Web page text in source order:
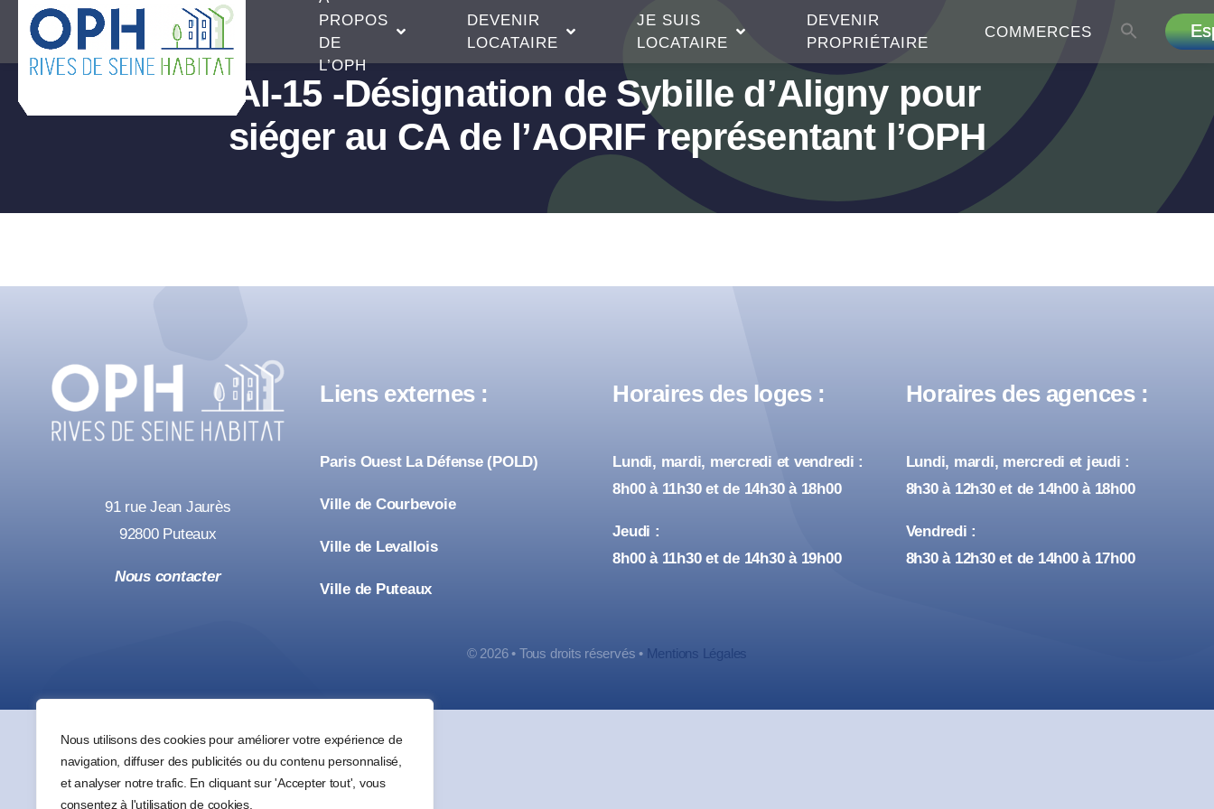
Nous utilisons des cookies pour améliorer votre expérience de
navigation, diffuser des publicités ou du contenu personnalisé,
et analyser notre trafic. En cliquant sur 'Accepter tout', vous
consentez à l'utilisation de cookies.
PROPOS
DE
L’OPH
DEVENIR
LOCATAIRE
JE SUIS
LOCATAIRE
DEVENIR
PROPRIÉTAIRE
COMMERCES
Passer
contenu
AI-15 -Désignation de Sybille d’Aligny pour
siéger au CA de l’AORIF représentant l’OPH
91 rue Jean Jaurès
92800 Puteaux
Nous contacter
Liens externes :
Paris Ouest La Défense (POLD)
Ville de Courbevoie
Ville de Levallois
Ville de Puteaux
Horaires des loges :
Lundi, mardi, mercredi et vendredi :
8h00 à 11h30 et de 14h30 à 18h00
Jeudi :
8h00 à 11h30 et de 14h30 à 19h00
Horaires des agences :
Lundi, mardi, mercredi et jeudi :
8h30 à 12h30 et de 14h00 à 18h00
Vendredi :
8h30 à 12h30 et de 14h00 à 17h00
© 2026 • Tous droits réservés • Mentions Légales